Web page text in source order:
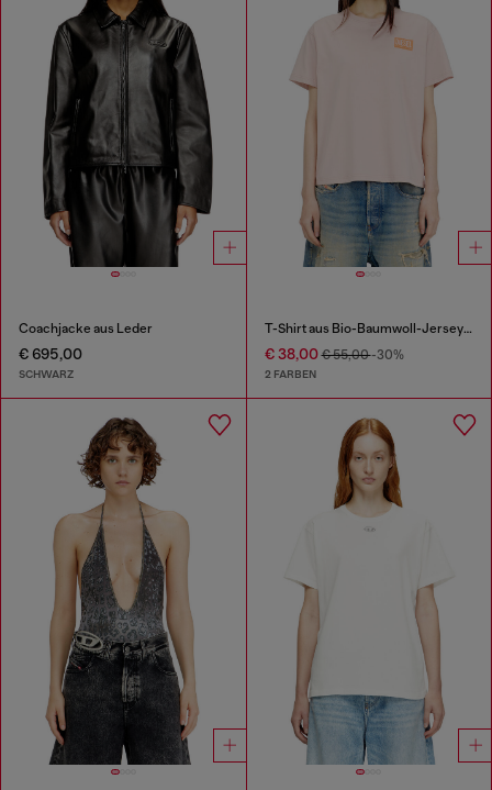
Coachjacke aus Leder
€ 695,00
SCHWARZ
T-Shirt aus Bio-Baumwoll-Jersey mit Rundhalsausschnitt und Logoprint
€ 38,00€ 55,00-30%
2 FARBEN